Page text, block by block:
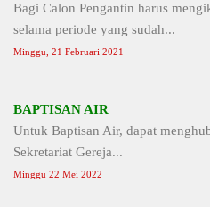
Bagi Calon Pengantin harus
selama periode yang sudah...
Minggu, 21 Februari 2021
BAPTISAN AIR
Untuk Baptisan Air, dapat
Sekretariat Gereja...
Minggu 22 Mei 2022